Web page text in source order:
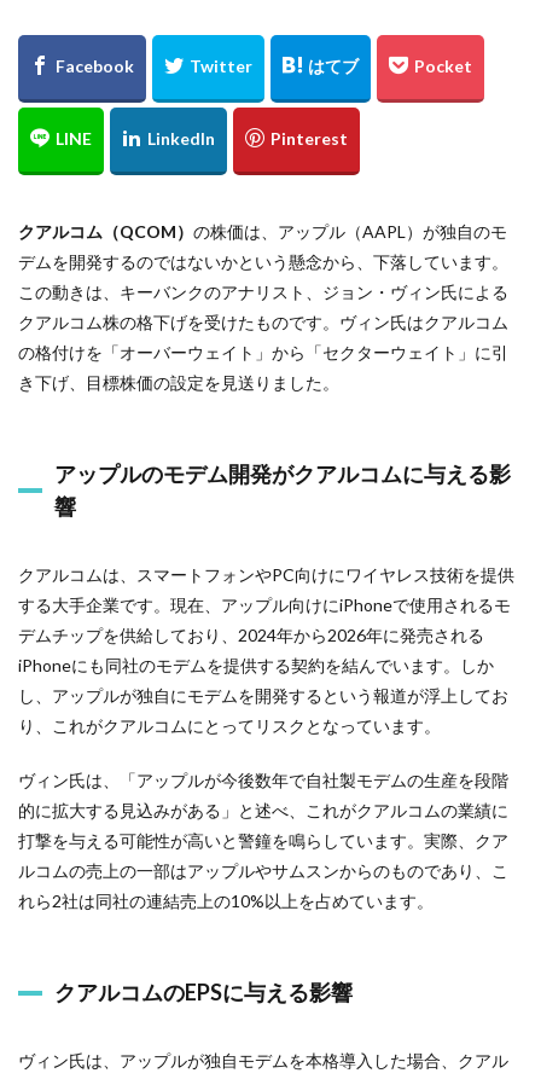
クアルコム（QCOM） の株価は、アップル（AAPL）が独自のモ
デムを開発するのではないかという懸念から、下落しています。
この動きは、キーバンクのアナリスト、ジョン・ヴィン氏による
クアルコム株の格下げを受けたものです。ヴィン氏はクアルコム
の格付けを「オーバーウェイト」から「セクターウェイト」に引
き下げ、目標株価の設定を見送りました。
アップルのモデム開発がクアルコムに与える影
響
クアルコムは、スマートフォンやPC向けにワイヤレス技術を提供
する大手企業です。現在、アップル向けにiPhoneで使用されるモ
デムチップを供給しており、2024年から2026年に発売される
iPhoneにも同社のモデムを提供する契約を結んでいます。しか
し、アップルが独自にモデムを開発するという報道が浮上してお
り、これがクアルコムにとってリスクとなっています。
ヴィン氏は、「アップルが今後数年で自社製モデムの生産を段階
的に拡大する見込みがある」と述べ、これがクアルコムの業績に
打撃を与える可能性が高いと警鐘を鳴らしています。実際、クア
ルコムの売上の一部はアップルやサムスンからのものであり、こ
れら2社は同社の連結売上の10%以上を占めています。
クアルコムのEPSに与える影響
ヴィン氏は、アップルが独自モデムを本格導入した場合、クアル